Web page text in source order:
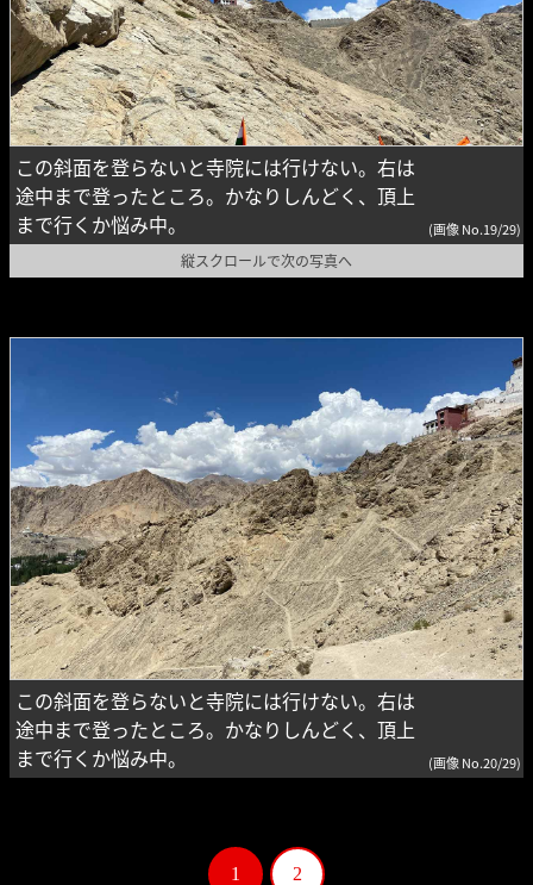
この斜面を登らないと寺院には行けない。右は
途中まで登ったところ。かなりしんどく、頂上
まで行くか悩み中。
(画像 No.19/29)
縦スクロールで次の写真へ
この斜面を登らないと寺院には行けない。右は
途中まで登ったところ。かなりしんどく、頂上
まで行くか悩み中。
(画像 No.20/29)
1 2